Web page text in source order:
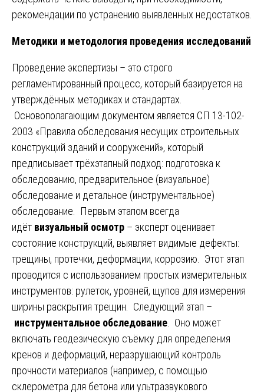
рекомендации по устранению выявленных недостатков.
Методики и методология проведения исследований
Проведение экспертизы – это строго
регламентированный процесс, который базируется на
утверждённых методиках и стандартах.
Основополагающим документом является СП 13-102-
2003 «Правила обследования несущих строительных
конструкций зданий и сооружений», который
предписывает трёхэтапный подход: подготовка к
обследованию, предварительное (визуальное)
обследование и детальное (инструментальное)
обследование. Первым этапом всегда
идёт визуальный осмотр – эксперт оценивает
состояние конструкций, выявляет видимые дефекты:
трещины, протечки, деформации, коррозию. Этот этап
проводится с использованием простых измерительных
инструментов: рулеток, уровней, щупов для измерения
ширины раскрытия трещин. Следующий этап –
инструментальное обследование . Оно может
включать геодезическую съёмку для определения
кренов и деформаций, неразрушающий контроль
прочности материалов (например, с помощью
склерометра для бетона или ультразвукового